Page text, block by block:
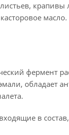
масло.
фермент
обладает
в